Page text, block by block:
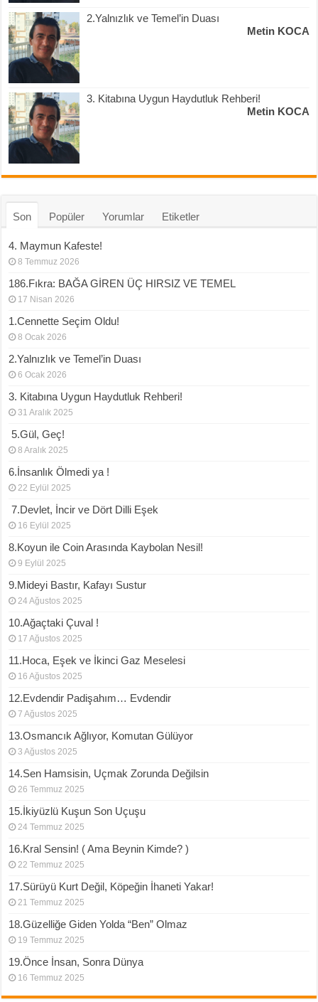
2.Yalnızlık ve Temel’in Duası
Metin KOCA
3. Kitabına Uygun Haydutluk Rehberi!
Metin KOCA
Son Popüler Yorumlar Etiketler
4. Maymun Kafeste!
8 Temmuz 2026
186.Fıkra: BAĞA GİREN ÜÇ HIRSIZ VE TEMEL
17 Nisan 2026
1.Cennette Seçim Oldu!
8 Ocak 2026
2.Yalnızlık ve Temel’in Duası
6 Ocak 2026
3. Kitabına Uygun Haydutluk Rehberi!
31 Aralık 2025
5.Gül, Geç!
8 Aralık 2025
6.İnsanlık Ölmedi ya !
22 Eylül 2025
7.Devlet, İncir ve Dört Dilli Eşek
16 Eylül 2025
8.Koyun ile Coin Arasında Kaybolan Nesil!
9 Eylül 2025
9.Mideyi Bastır, Kafayı Sustur
24 Ağustos 2025
10.Ağaçtaki Çuval !
17 Ağustos 2025
11.Hoca, Eşek ve İkinci Gaz Meselesi
16 Ağustos 2025
12.Evdendir Padişahım… Evdendir
7 Ağustos 2025
13.Osmancık Ağlıyor, Komutan Gülüyor
3 Ağustos 2025
14.Sen Hamsisin, Uçmak Zorunda Değilsin
26 Temmuz 2025
15.İkiyüzlü Kuşun Son Uçuşu
24 Temmuz 2025
16.Kral Sensin! ( Ama Beynin Kimde? )
22 Temmuz 2025
17.Sürüyü Kurt Değil, Köpeğin İhaneti Yakar!
21 Temmuz 2025
18.Güzelliğe Giden Yolda “Ben” Olmaz
19 Temmuz 2025
19.Önce İnsan, Sonra Dünya
16 Temmuz 2025